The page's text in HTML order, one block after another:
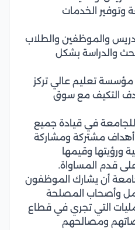
وتوفير الخدمات
والموظفين والطلاب
والدراسة بشكل
مؤسسة تعليم عالي تركز
التكيف مع سوق
للجامعة في قيادة جميع
مشتركة ومشاركة
ورؤيتها وقيمها
قدم المساواة.
أن يشارك الموظفون
وأصحاب المصلحة
التي تجري في قطاع
ومصالحهم